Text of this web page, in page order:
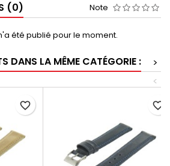
(0) Note
été publié pour le moment.
DANS LA MÊME CATÉGORIE :
>
<
favorite_border favorite_border